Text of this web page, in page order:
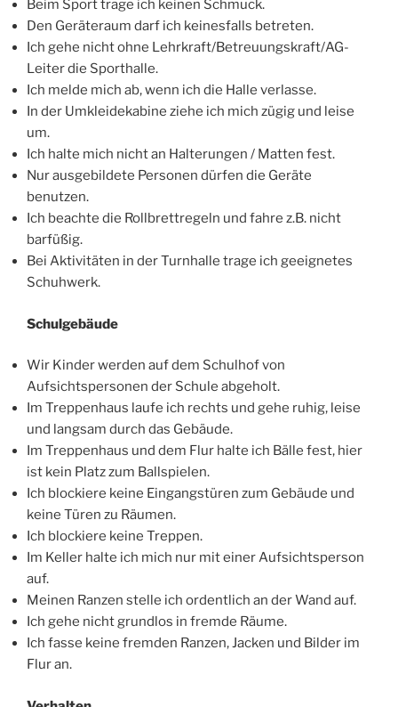
Beim Sport trage ich keinen Schmuck.
Den Geräteraum darf ich keinesfalls betreten.
Ich gehe nicht ohne Lehrkraft/Betreuungskraft/AG-
Leiter die Sporthalle.
Ich melde mich ab, wenn ich die Halle verlasse.
In der Umkleidekabine ziehe ich mich zügig und leise
um.
Ich halte mich nicht an Halterungen / Matten fest.
Nur ausgebildete Personen dürfen die Geräte
benutzen.
Ich beachte die Rollbrettregeln und fahre z.B. nicht
barfüßig.
Bei Aktivitäten in der Turnhalle trage ich geeignetes
Schuhwerk.
Schulgebäude
Wir Kinder werden auf dem Schulhof von
Aufsichtspersonen der Schule abgeholt.
Im Treppenhaus laufe ich rechts und gehe ruhig, leise
und langsam durch das Gebäude.
Im Treppenhaus und dem Flur halte ich Bälle fest, hier
ist kein Platz zum Ballspielen.
Ich blockiere keine Eingangstüren zum Gebäude und
keine Türen zu Räumen.
Ich blockiere keine Treppen.
Im Keller halte ich mich nur mit einer Aufsichtsperson
auf.
Meinen Ranzen stelle ich ordentlich an der Wand auf.
Ich gehe nicht grundlos in fremde Räume.
Ich fasse keine fremden Ranzen, Jacken und Bilder im
Flur an.